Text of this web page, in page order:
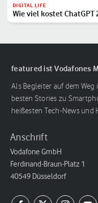
DIGITAL LIFE
Wie viel kostet ChatGPT
featured ist Vodafones
Als Begleiter auf dem
besten Stories zu
heißesten Tech-News und
Anschrift
Vodafone GmbH
Ferdinand-Braun-Platz 1
40549 Düsseldorf